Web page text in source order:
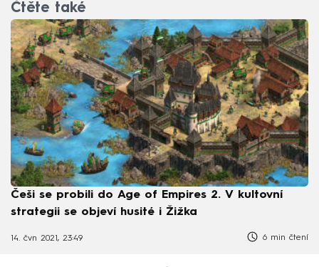
Čtěte také
Češi se probili do Age of Empires 2. V kultovní
strategii se objeví husité i Žižka
14. čvn 2021, 23:49 6 min čtení